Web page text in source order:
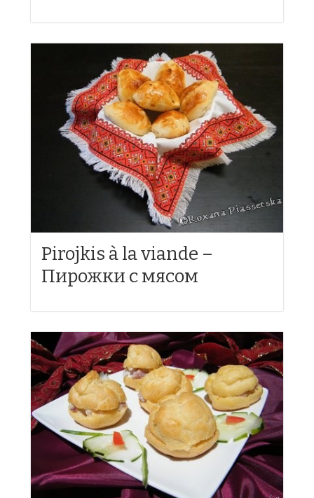
Pirojkis à la viande –
Пирожки с мясом